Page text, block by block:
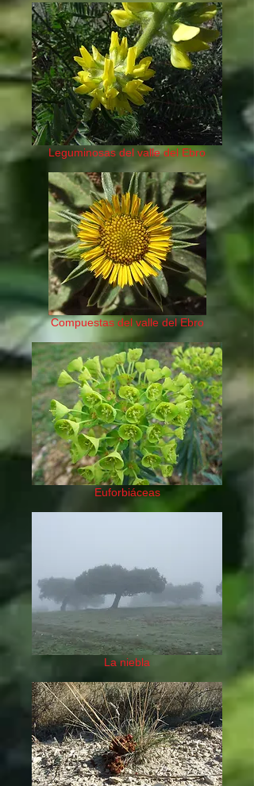
Leguminosas del valle del Ebro
Compuestas del valle del Ebro
Euforbiáceas
La niebla